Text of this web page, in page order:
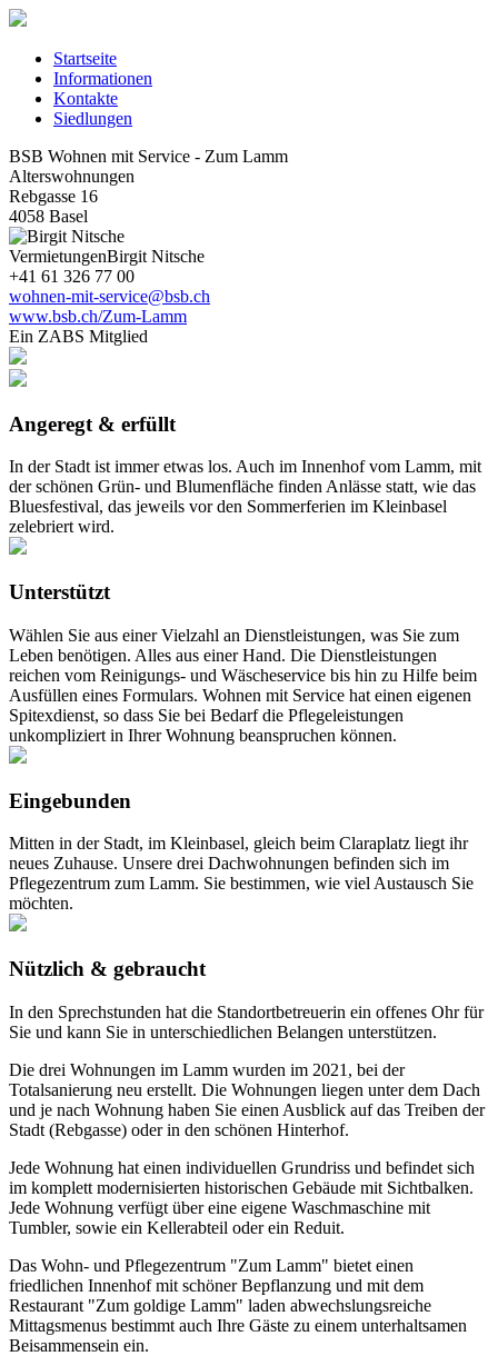
Startseite
Informationen
Kontakte
Siedlungen
BSB Wohnen mit Service - Zum Lamm
Alterswohnungen
Rebgasse 16
4058 Basel
VermietungenBirgit Nitsche
+41 61 326 77 00
wohnen-mit-service@bsb.ch
www.bsb.ch/Zum-Lamm
Ein ZABS Mitglied
Angeregt & erfüllt
In der Stadt ist immer etwas los. Auch im Innenhof vom Lamm, mit
der schönen Grün- und Blumenfläche finden Anlässe statt, wie das
Bluesfestival, das jeweils vor den Sommerferien im Kleinbasel
zelebriert wird.
Unterstützt
Wählen Sie aus einer Vielzahl an Dienstleistungen, was Sie zum
Leben benötigen. Alles aus einer Hand. Die Dienstleistungen
reichen vom Reinigungs- und Wäscheservice bis hin zu Hilfe beim
Ausfüllen eines Formulars. Wohnen mit Service hat einen eigenen
Spitexdienst, so dass Sie bei Bedarf die Pflegeleistungen
unkompliziert in Ihrer Wohnung beanspruchen können.
Eingebunden
Mitten in der Stadt, im Kleinbasel, gleich beim Claraplatz liegt ihr
neues Zuhause. Unsere drei Dachwohnungen befinden sich im
Pflegezentrum zum Lamm. Sie bestimmen, wie viel Austausch Sie
möchten.
Nützlich & gebraucht
In den Sprechstunden hat die Standortbetreuerin ein offenes Ohr für
Sie und kann Sie in unterschiedlichen Belangen unterstützen.
Die drei Wohnungen im Lamm wurden im 2021, bei der
Totalsanierung neu erstellt. Die Wohnungen liegen unter dem Dach
und je nach Wohnung haben Sie einen Ausblick auf das Treiben der
Stadt (Rebgasse) oder in den schönen Hinterhof.
Jede Wohnung hat einen individuellen Grundriss und befindet sich
im komplett modernisierten historischen Gebäude mit Sichtbalken.
Jede Wohnung verfügt über eine eigene Waschmaschine mit
Tumbler, sowie ein Kellerabteil oder ein Reduit.
Das Wohn- und Pflegezentrum "Zum Lamm" bietet einen
friedlichen Innenhof mit schöner Bepflanzung und mit dem
Restaurant "Zum goldige Lamm" laden abwechslungsreiche
Mittagsmenus bestimmt auch Ihre Gäste zu einem unterhaltsamen
Beisammensein ein.